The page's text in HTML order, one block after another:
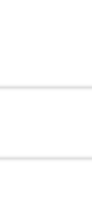
למאכל עניים, ראה
ואז אחוזי הערלה